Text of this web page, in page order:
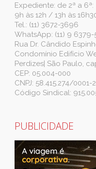
Expediente: de 2ª a 6ª:
9h às 12h / 13h às
Tel.: (11) 3672-3696
WhatsApp: (11) 9 6379-
Rua Dr. Cândido
Condomínio Edifício
Perdizes| São Paulo,
CEP: 05.004-000
CNPJ: 58.415.274/0001-
Código Sindical:
PUBLICIDADE